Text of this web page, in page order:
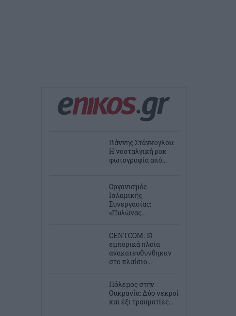
Γιάννης Στάνκογλου:
Η νοσταλγική ροκ
φωτογραφία από...
Οργανισμός
Ισλαμικής
Συνεργασίας:
«Πυλώνας...
CENTCOM: 51
εμπορικά πλοία
ανακατευθύνθηκαν
στο πλαίσιο...
Πόλεμος στην
Ουκρανία: Δύο νεκροί
και έξι τραυματίες...